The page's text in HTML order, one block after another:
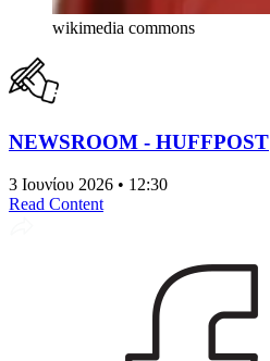
wikimedia commons
NEWSROOM - HUFFPOST
3 Ιουνίου 2026 • 12:30
Read Content